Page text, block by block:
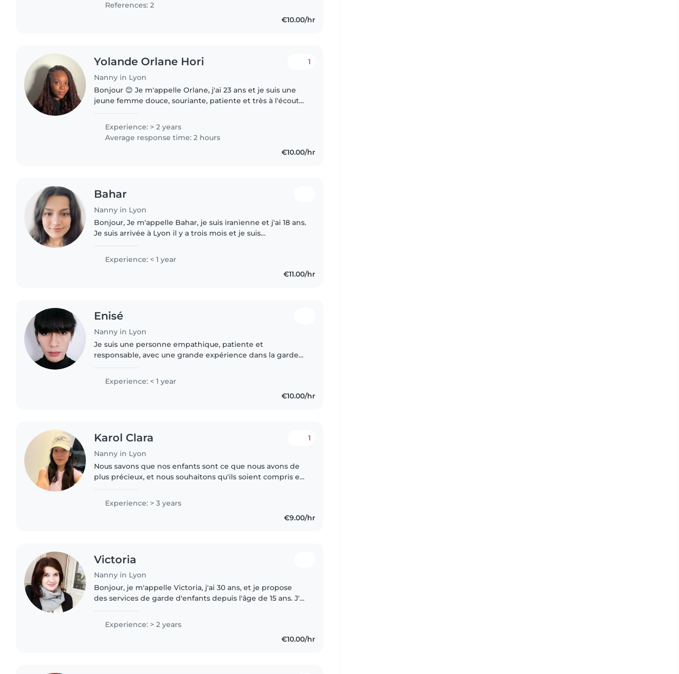
References: 2
€10.00/hr
Yolande Orlane Hori
Nanny in Lyon
1
Bonjour 😊 Je m'appelle Orlane, j'ai 23 ans et je suis une
jeune femme douce, souriante, patiente et très à l'écoute.
j'apprécie beaucoup..
Experience: > 2 years
Average response time: 2 hours
€10.00/hr
Bahar
Nanny in Lyon
Bonjour, Je m'appelle Bahar, je suis iranienne et j'ai 18 ans.
Je suis arrivée à Lyon il y a trois mois et je suis
français est débutant...
Experience: < 1 year
€11.00/hr
Enisé
Nanny in Lyon
Je suis une personne empathique, patiente et
responsable, avec une grande expérience dans la garde
années, je me suis occupée de..
Experience: < 1 year
€10.00/hr
Karol Clara
Nanny in Lyon
1
Nous savons que nos enfants sont ce que nous avons de
plus précieux, et nous souhaitons qu'ils soient compris et
Experience: > 3 years
€9.00/hr
Victoria
Nanny in Lyon
Bonjour, je m'appelle Victoria, j'ai 30 ans, et je propose
des services de garde d'enfants depuis l'âge de 15 ans. J'ai
Experience: > 2 years
€10.00/hr